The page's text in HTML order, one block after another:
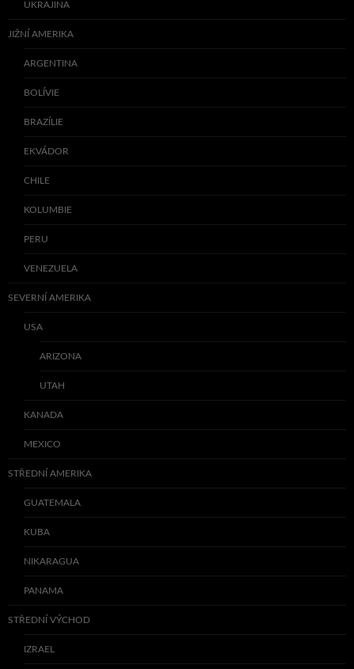
UKRAJINA
JIŽNÍ AMERIKA
ARGENTINA
BOLÍVIE
BRAZÍLIE
EKVÁDOR
CHILE
KOLUMBIE
PERU
VENEZUELA
SEVERNÍ AMERIKA
USA
ARIZONA
UTAH
KANADA
MEXICO
STŘEDNÍ AMERIKA
GUATEMALA
KUBA
NIKARAGUA
PANAMA
STŘEDNÍ VÝCHOD
IZRAEL